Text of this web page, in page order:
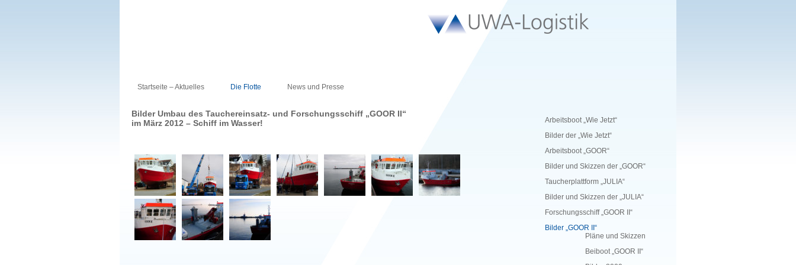
Startseite – Aktuelles Die Flotte News und Presse
Arbeitsboot „Wie Jetzt“
Bilder der „Wie Jetzt“
Arbeitsboot „GOOR“
Bilder und Skizzen der „GOOR“
Taucherplattform „JULIA“
Bilder und Skizzen der „JULIA“
Forschungsschiff „GOOR II“
Bilder „GOOR II“
Pläne und Skizzen
Beiboot „GOOR II“
Bilder Umbau des Tauchereinsatz- und Forschungsschiff „GOOR II“
im März 2012 – Schiff im Wasser!